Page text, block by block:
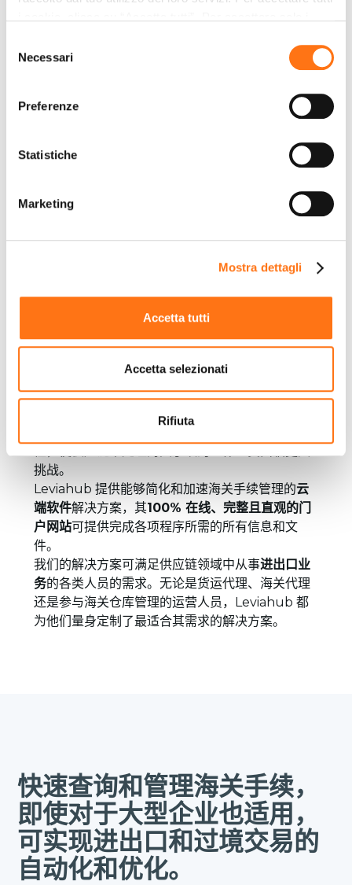
impostare, in modo granulare, le tue preferenze,
consenso e clicca su “Accetta selezionati”. Cliccando sul
tasto “Rifiuta” chiudi il pannello per continuare senza
per accedere alla
delNecessari
Preferenze
Statistiche
Marketing
Mostra dettagli
Accetta tutti
Accetta selezionati
Rifiuta
这是监控业务利润率及商业运营效率的理想解决方
案：将企业数据转化为战略决策摘要，快速分析成
繁文缛节不再是海关手续
办理的障碍
海关手续办理过程常因繁琐的行政程序而延误，这
些程序旨在确保所有流程顺利完成并符合各国法规
挑战。
Leviahub 提供能够简化和加速海关手续管理的云
端软件解决方案，其100% 在线、完整且直观的门
户网站可提供完成各项程序所需的所有信息和文
件。
我们的解决方案可满足供应链领域中从事进出口业
务的各类人员的需求。无论是货运代理、海关代理
还是参与海关仓库管理的运营人员，Leviahub 都
为他们量身定制了最适合其需求的解决方案。
快速查询和管理海关手续，
即使对于大型企业也适用，
可实现进出口和过境交易的
自动化和优化。